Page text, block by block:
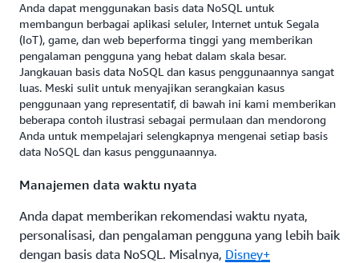
Anda dapat menggunakan basis data NoSQL untuk
membangun berbagai aplikasi seluler, Internet untuk Segala
(IoT), game, dan web beperforma tinggi yang memberikan
pengalaman pengguna yang hebat dalam skala besar.
Jangkauan basis data NoSQL dan kasus penggunaannya sangat
luas. Meski sulit untuk menyajikan serangkaian kasus
penggunaan yang representatif, di bawah ini kami memberikan
beberapa contoh ilustrasi sebagai permulaan dan mendorong
Anda untuk mempelajari selengkapnya mengenai setiap basis
data NoSQL dan kasus penggunaannya.
Manajemen data waktu nyata
Anda dapat memberikan rekomendasi waktu nyata,
personalisasi, dan pengalaman pengguna yang lebih baik
dengan basis data NoSQL. Misalnya, Disney+